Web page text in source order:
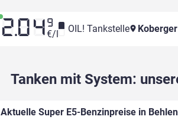
2.04 9
€/l OIL! Tankstelle
Tanken mit System:
Aktuelle Super E5-Benzinpreise in